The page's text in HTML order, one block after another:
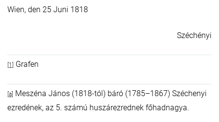
Wien, den 25 Juni 1818
Széchényi
[1] Grafen
[a]
Meszéna János (1818-tól) báró (1785–1867) Széchenyi
ezredének, az 5. számú huszárezrednek főhadnagya.